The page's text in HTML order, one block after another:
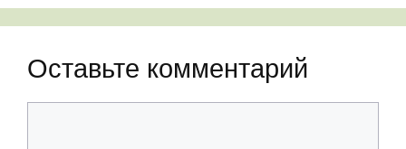
Оставьте комментарий